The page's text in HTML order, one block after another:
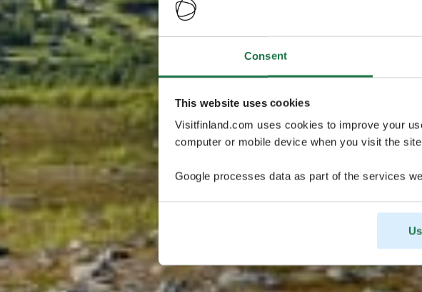
Consent
This website uses cookies
Visitfinland.com uses cookies to improve your
computer or mobile device when you visit the
Google processes data as part of the services